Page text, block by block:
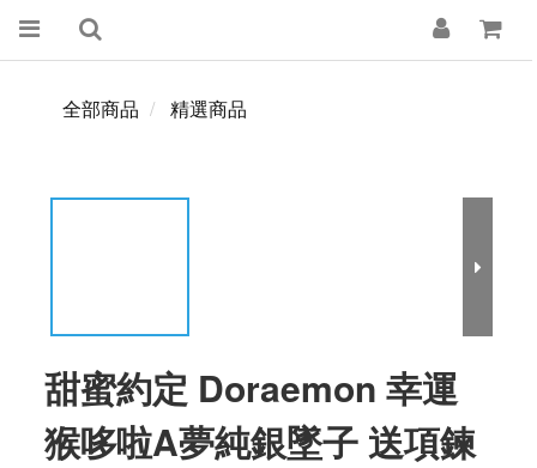
全部商品 精選商品
甜蜜約定 Doraemon 幸運
猴哆啦A夢純銀墜子 送項鍊